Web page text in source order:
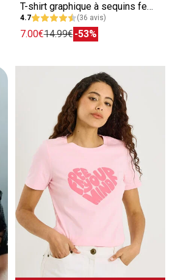
T-shirt graphique à sequins femme
4.7 (36 avis)
7.00€14.99€-53%